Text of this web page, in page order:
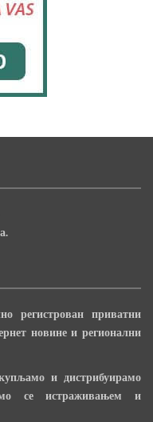
регистрован приватни
новине и регионални
и дистрибуирамо
се истраживањем и